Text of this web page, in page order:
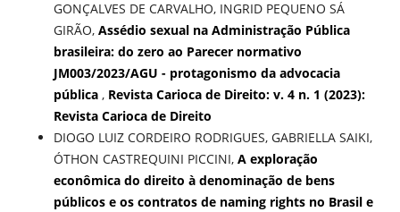
GONÇALVES DE CARVALHO, INGRID PEQUENO SÁ
GIRÃO, Assédio sexual na Administração Pública
brasileira: do zero ao Parecer normativo
JM003/2023/AGU - protagonismo da advocacia
pública , Revista Carioca de Direito: v. 4 n. 1 (2023):
Revista Carioca de Direito
DIOGO LUIZ CORDEIRO RODRIGUES, GABRIELLA SAIKI,
ÓTHON CASTREQUINI PICCINI, A exploração
econômica do direito à denominação de bens
públicos e os contratos de naming rights no Brasil e